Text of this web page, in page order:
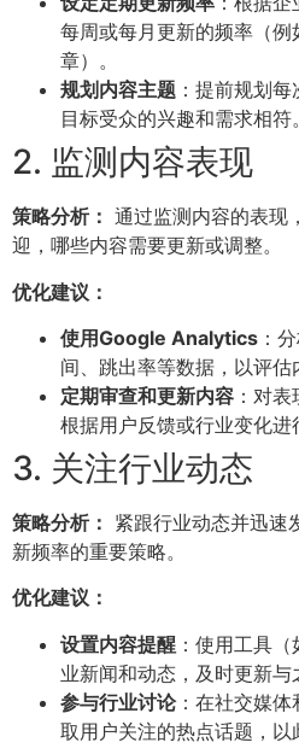
每周或每月更新的频率（
章）。
规划内容主题 ：提前规划
目标受众的兴趣和需求相符。
2. 监测内容表现
策略分析： 通过监测内容的表现
迎，哪些内容需要更新或调整。
优化建议：
使用Google Analytics ：
间、跳出率等数据，以评估
定期审查和更新内容 ：对
根据用户反馈或行业变化进
3. 关注行业动态
策略分析： 紧跟行业动态并迅速
新频率的重要策略。
优化建议：
设置内容提醒 ：使用工具
业新闻和动态，及时更新与
参与行业讨论：在社交媒体
取用户关注的热点话题，以